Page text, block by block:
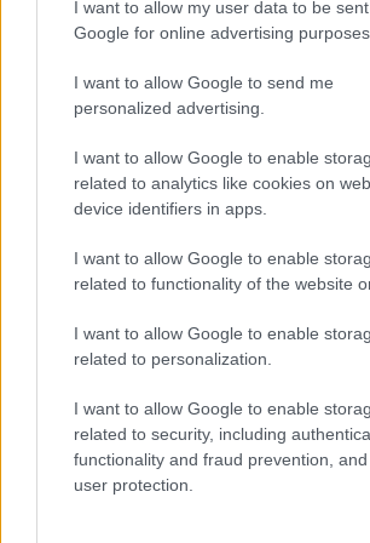
I want to allow my user data to be
Google for online advertising purposes.
I want to allow Google to send me
personalized advertising.
I want to allow Google to enable
related to analytics like cookies on
device identifiers in apps.
I want to allow Google to enable
related to functionality of the website
I want to allow Google to enable
related to personalization.
I want to allow Google to enable
related to security, including
functionality and fraud prevention,
user protection.
Caro Carlo Conti, dacci
senza Ferragni né gender
22 Maggio 2024, 12:30